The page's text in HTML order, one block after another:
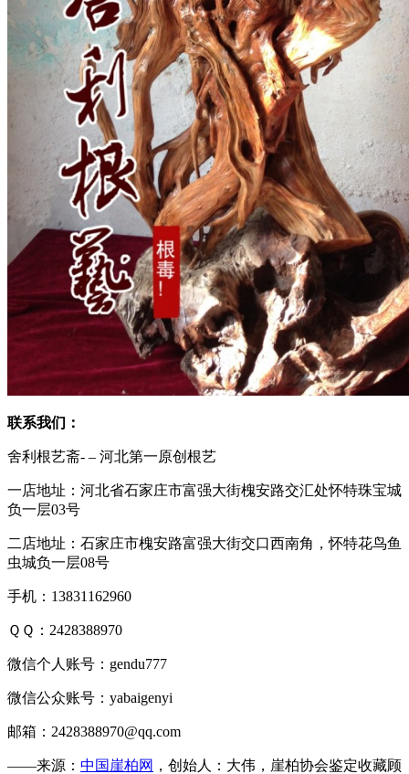
联系我们：
舍利根艺斋- – 河北第一原创根艺
一店地址：河北省石家庄市富强大街槐安路交汇处怀特珠宝城
负一层03号
二店地址：石家庄市槐安路富强大街交口西南角，怀特花鸟鱼
虫城负一层08号
手机：13831162960
ＱＱ：2428388970
微信个人账号：gendu777
微信公众账号：yabaigenyi
邮箱：2428388970@qq.com
——来源： 中国崖柏网 ，创始人：大伟，崖柏协会鉴定收藏顾